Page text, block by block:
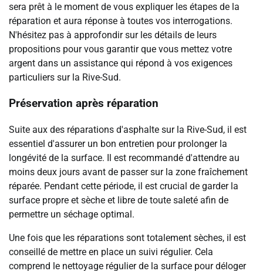
sera prêt à le moment de vous expliquer les étapes de la
réparation et aura réponse à toutes vos interrogations.
N'hésitez pas à approfondir sur les détails de leurs
propositions pour vous garantir que vous mettez votre
argent dans un assistance qui répond à vos exigences
particuliers sur la Rive-Sud.
Préservation après réparation
Suite aux des réparations d'asphalte sur la Rive-Sud, il est
essentiel d'assurer un bon entretien pour prolonger la
longévité de la surface. Il est recommandé d'attendre au
moins deux jours avant de passer sur la zone fraîchement
réparée. Pendant cette période, il est crucial de garder la
surface propre et sèche et libre de toute saleté afin de
permettre un séchage optimal.
Une fois que les réparations sont totalement sèches, il est
conseillé de mettre en place un suivi régulier. Cela
comprend le nettoyage régulier de la surface pour déloger